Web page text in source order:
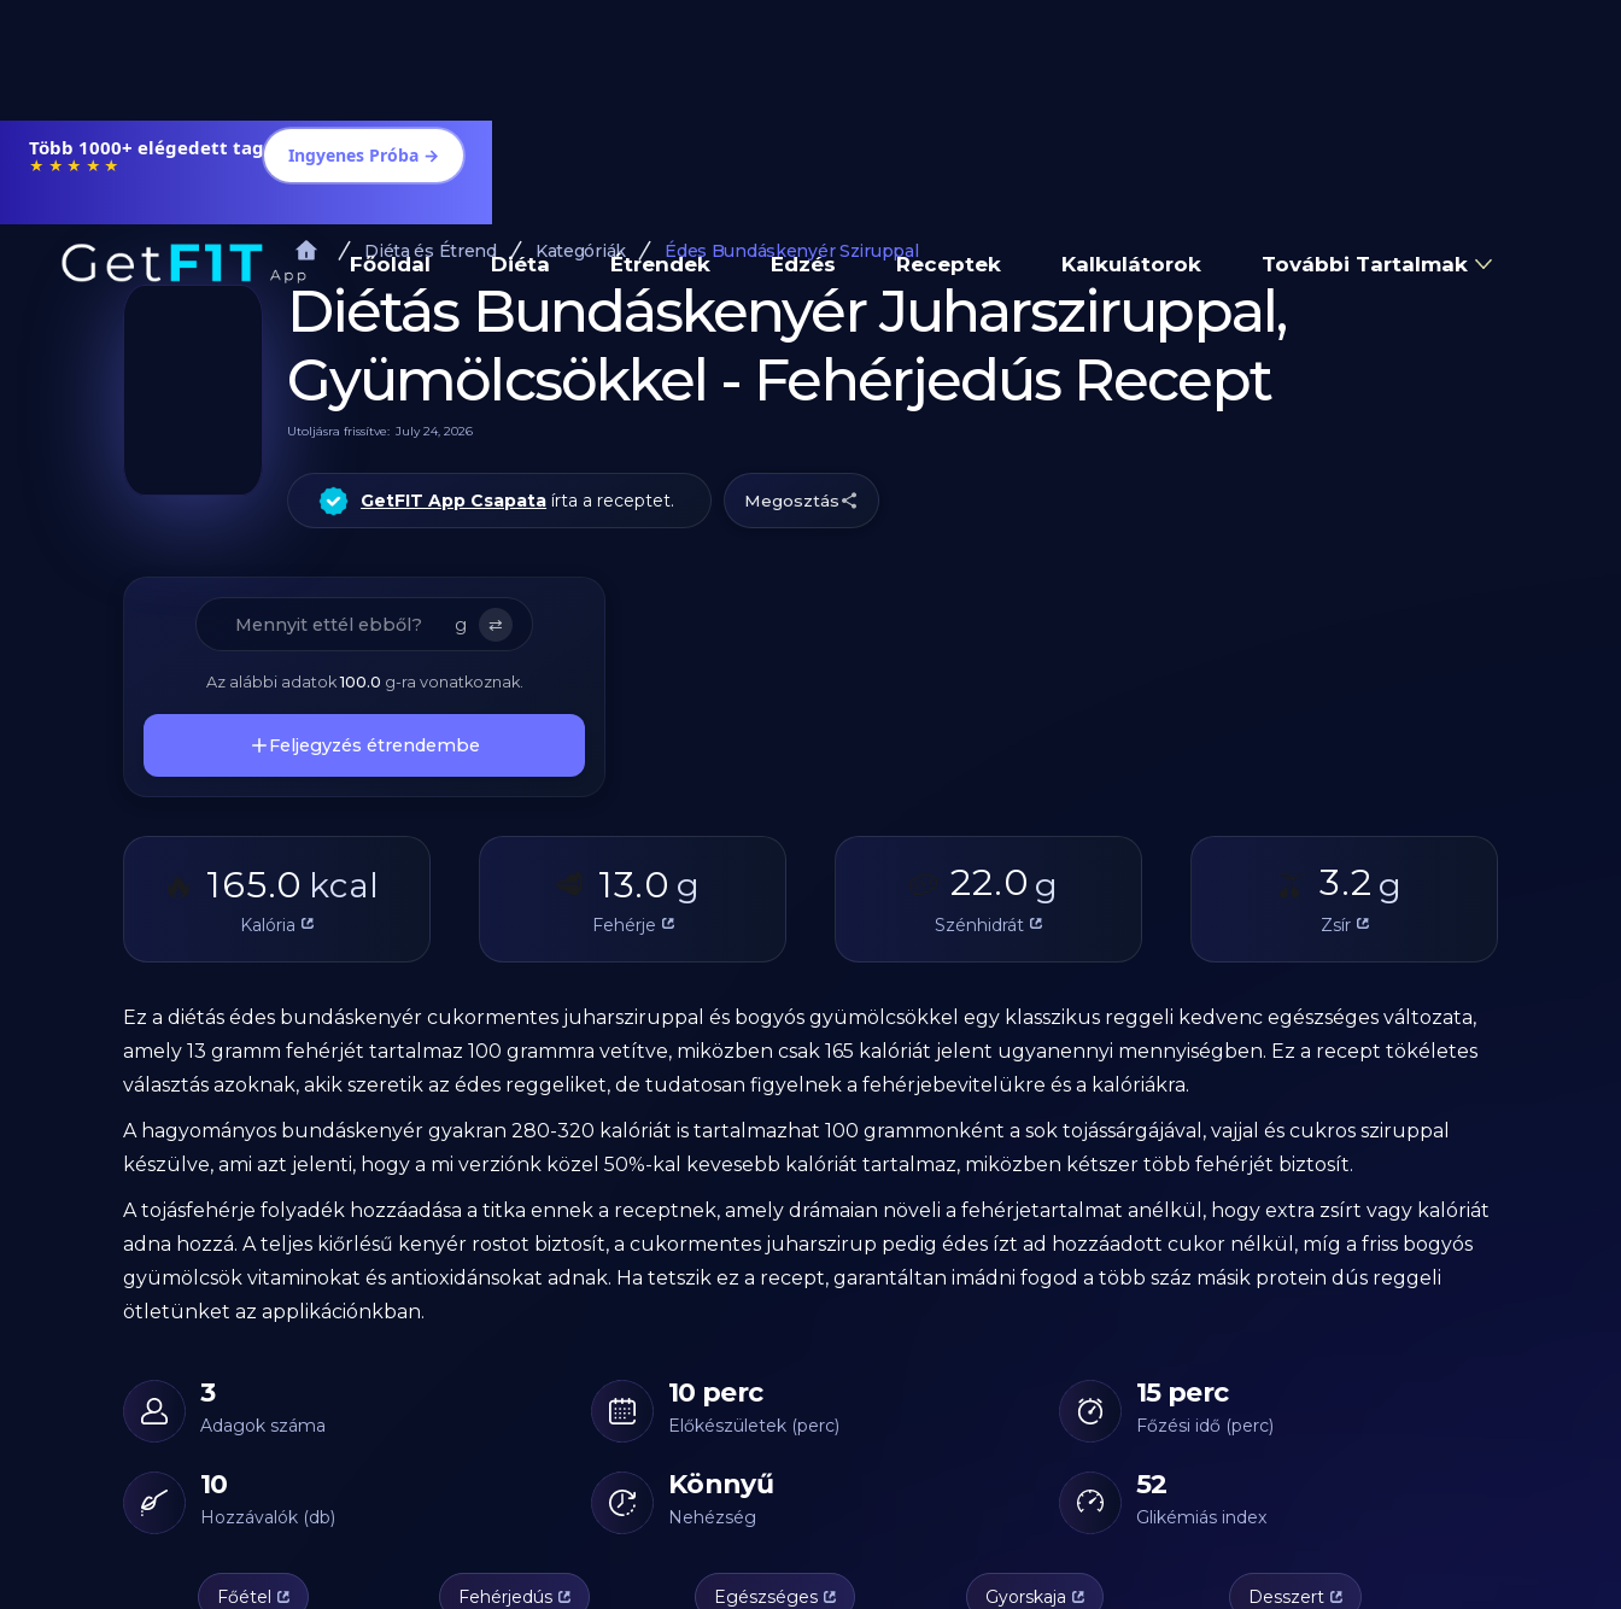
Több 1000+ elégedett tag
★★★★★ Ingyenes Próba →
Főoldal Diéta Étrendek Edzés Receptek Kalkulátorok További Tartalmak
Diéta és Étrend Kategóriák Édes Bundáskenyér Sziruppal
Diétás Bundáskenyér Juharsziruppal,
Gyümölcsökkel - Fehérjedús Recept
Utoljásra frissítve: July 24, 2026
GetFIT App Csapata írta a receptet. Megosztás
g ⇄
Az alábbi adatok100.0 g-ra vonatkoznak.
Feljegyzés étrendembe
🔥 165.0 kcal
Kalória
🥩 13.0 g
Fehérje
🥔 22.0 g
Szénhidrát
🫒 3.2 g
Zsír
Ez a diétás édes bundáskenyér cukormentes juharsziruppal és bogyós gyümölcsökkel egy klasszikus reggeli kedvenc egészséges változata,
amely 13 gramm fehérjét tartalmaz 100 grammra vetítve, miközben csak 165 kalóriát jelent ugyanennyi mennyiségben. Ez a recept tökéletes
választás azoknak, akik szeretik az édes reggeliket, de tudatosan figyelnek a fehérjebevitelükre és a kalóriákra.
A hagyományos bundáskenyér gyakran 280-320 kalóriát is tartalmazhat 100 grammonként a sok tojássárgájával, vajjal és cukros sziruppal
készülve, ami azt jelenti, hogy a mi verziónk közel 50%-kal kevesebb kalóriát tartalmaz, miközben kétszer több fehérjét biztosít.
A tojásfehérje folyadék hozzáadása a titka ennek a receptnek, amely drámaian növeli a fehérjetartalmat anélkül, hogy extra zsírt vagy kalóriát
adna hozzá. A teljes kiőrlésű kenyér rostot biztosít, a cukormentes juharszirup pedig édes ízt ad hozzáadott cukor nélkül, míg a friss bogyós
gyümölcsök vitaminokat és antioxidánsokat adnak. Ha tetszik ez a recept, garantáltan imádni fogod a több száz másik protein dús reggeli
ötletünket az applikációnkban.
3
Adagok száma
10 perc
Előkészületek (perc)
15 perc
Főzési idő (perc)
10
Hozzávalók (db)
Könnyű
Nehézség
52
Glikémiás index
Főétel Fehérjedús Egészséges Gyorskaja Desszert